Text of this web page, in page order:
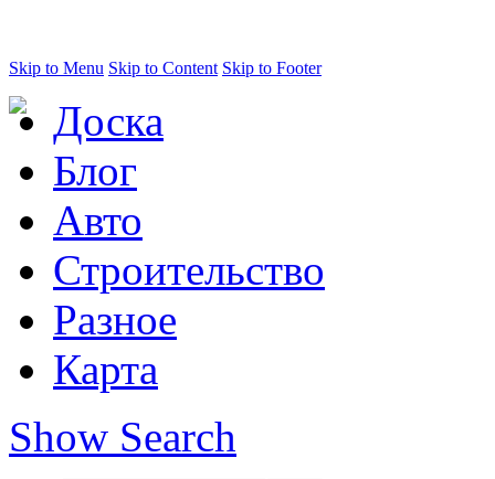
Skip to Menu Skip to Content Skip to Footer
Доска
Блог
Авто
Строительство
Разное
Карта
Show Search